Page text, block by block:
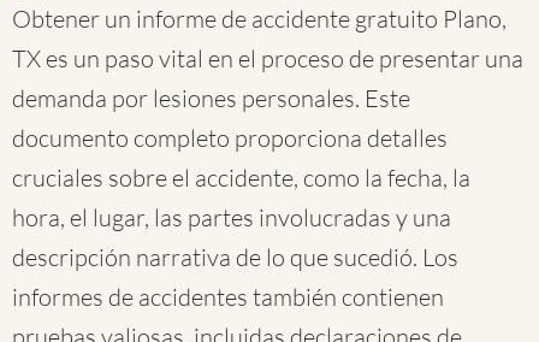
Obtener un informe de accidente gratuito Plano,
TX es un paso vital en el proceso de presentar una
demanda por lesiones personales. Este
documento completo proporciona detalles
cruciales sobre el accidente, como la fecha, la
hora, el lugar, las partes involucradas y una
descripción narrativa de lo que sucedió. Los
informes de accidentes también contienen